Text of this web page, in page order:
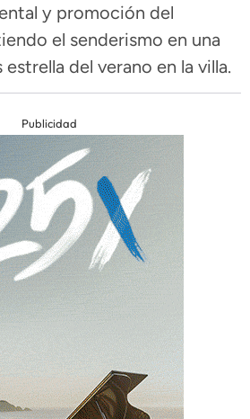
y promoción del
el senderismo en una
del verano en la villa.
Publicidad